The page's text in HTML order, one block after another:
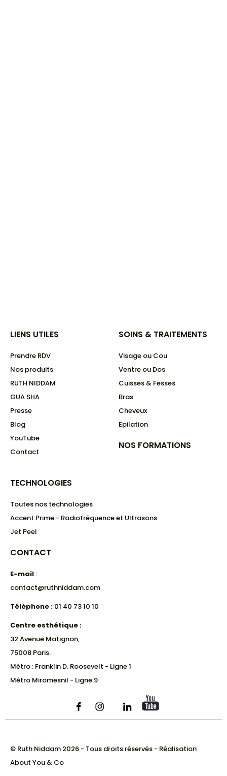
LIENS UTILES
Prendre RDV
Nos produits
RUTH NIDDAM
GUA SHA
Presse
Blog
YouTube
Contact
SOINS & TRAITEMENTS
Visage ou Cou
Ventre ou Dos
Cuisses & Fesses
Bras
Cheveux
Epilation
NOS FORMATIONS​
TECHNOLOGIES
Toutes nos technologies
Accent Prime - Radiofréquence et Ultrasons
Jet Peel
CONTACT
E-mail :
contact@ruthniddam.com
Téléphone : 01 40 73 10 10
Centre esthétique :
32 Avenue Matignon,
75008 Paris.
Métro : Franklin D. Roosevelt - Ligne 1
Métro Miromesnil - Ligne 9
© Ruth Niddam 2026 - Tous droits réservés - Réalisation
About You & Co